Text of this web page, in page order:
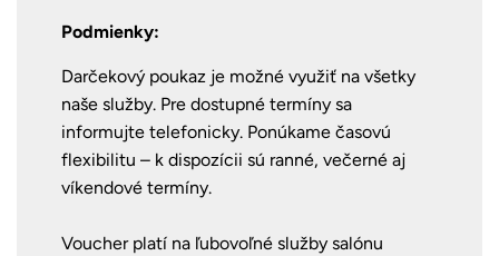
Podmienky:
Darčekový poukaz je možné využiť na všetky
naše služby. Pre dostupné termíny sa
informujte telefonicky. Ponúkame časovú
flexibilitu – k dispozícii sú ranné, večerné aj
víkendové termíny.
Voucher platí na ľubovoľné služby salónu